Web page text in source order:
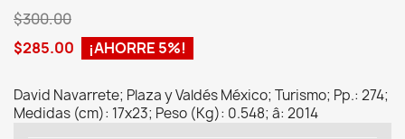
$300.00
$285.00
¡AHORRE 5%!
David Navarrete; Plaza y Valdés México; Turismo; Pp.: 274;
Medidas (cm): 17x23; Peso (Kg): 0.548; â: 2014